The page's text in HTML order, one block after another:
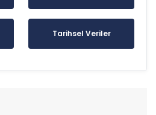
Tarihsel Veriler